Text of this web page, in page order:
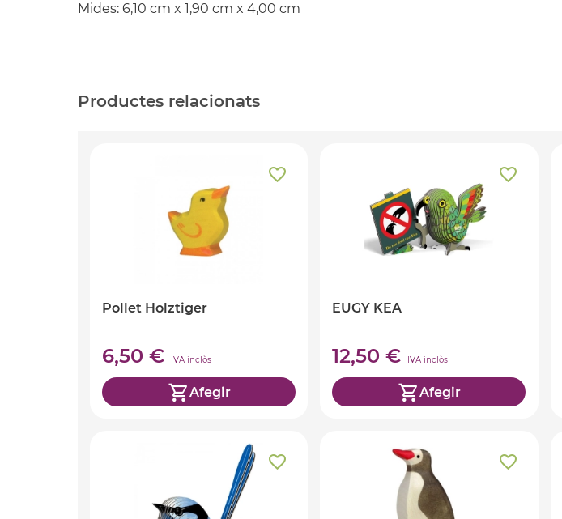
Mides: 6,10 cm x 1,90 cm x 4,00 cm
Productes relacionats
Pollet Holztiger
6,50 € IVA inclòs
Afegir
EUGY KEA
12,50 € IVA inclòs
Afegir